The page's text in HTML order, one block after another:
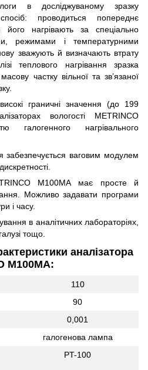
в досліджуваному зразку
проводиться попереднє
його нагрівають за спеціально
режимами і температурними
зважують й визначають втрату
теплового нагрівання зразка
частку вільної та зв’язаної
граничні значення (до 199
вологості METRINCO
галогенного нагрівального
забезпечується ваговим модулем
M100MA має просте й
Можливо задавати програми
і часу.
в аналітичних лабораторіях,
тощо.
аналізатора
M100MA:
110
90
0,001
галогенова лампа
PT-100